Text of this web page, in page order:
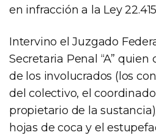
en infracción a la Ley
Intervino el Juzgado
Secretaria Penal “A”
de los involucrados (los
del colectivo, el
propietario de la
hojas de coca y el